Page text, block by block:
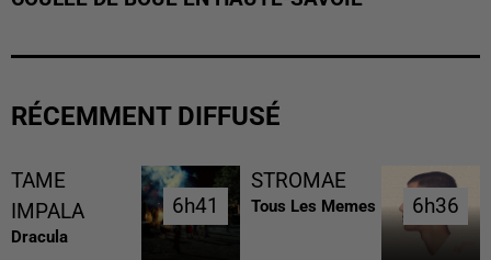
RÉCEMMENT DIFFUSÉ
TAME
IMPALA
Dracula
6h41
6h41
STROMAE
Tous Les Memes 6h36
6h36